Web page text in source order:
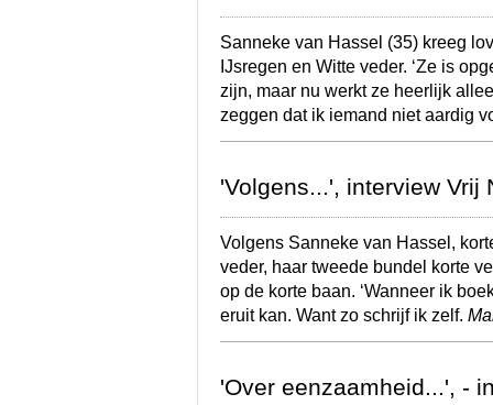
Sanneke van Hassel (35) kreeg
IJsregen en Witte veder. ‘Ze is
zijn, maar nu werkt ze heerlijk
zeggen dat ik iemand niet aardig
'Volgens...', interview Vrij
Volgens Sanneke van Hassel,
veder, haar tweede bundel korte
op de korte baan. ‘Wanneer ik
eruit kan. Want zo schrijf ik zelf.
'Over eenzaamheid...', -